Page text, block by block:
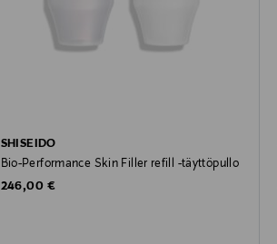
SHISEIDO
Bio-Performance Skin Filler refill -täyttöpullo
Original Price
246,00 €